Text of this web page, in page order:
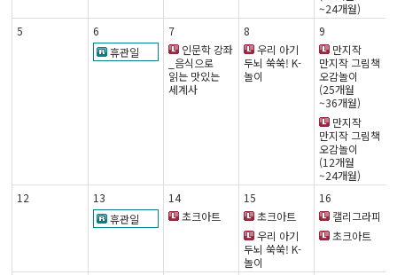
~24개월)
5
6
휴관일
7
인문학 강좌
_음식으로
읽는 맛있는
세계사
8
우리 아기
두뇌 쑥쑥! K-
놀이
9
만지작
만지작 그림책
오감놀이
(25개월
~36개월)
만지작
만지작 그림책
오감놀이
(12개월
~24개월)
12
13
휴관일
14
초크아트
15
초크아트
우리 아기
두뇌 쑥쑥! K-
놀이
16
캘리그라피
초크아트